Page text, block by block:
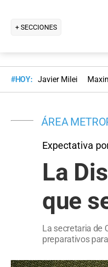
+ SECCIONES
#HOY: Javier Milei
ÁREA
Expectativa
La
que
La secretaria de
preparativos